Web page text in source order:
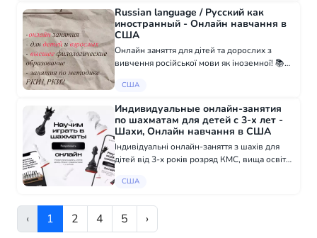
Russian language / Русский как
иностранный - Онлайн навчання в
США
Онлайн заняття для дітей та дорослих з
вивчення російської мови як іноземної! 📚
дипломований педагог російської мови та
роботи з...
США
Индивидуальные онлайн-занятия
по шахматам для детей с 3-х лет -
Шахи, Онлайн навчання в США
Індивідуальні онлайн-заняття з шахів для
дітей від 3-х років розряд КМС, вища освіта,
Анатолієм Євгеновичем онлайн (у форматі
США
‹ 1 2 4 5 ›